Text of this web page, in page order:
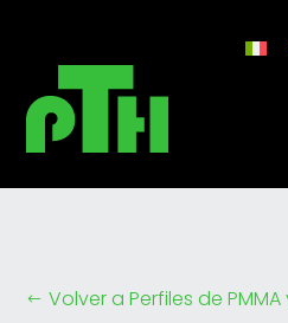
# Volver a Perfiles de